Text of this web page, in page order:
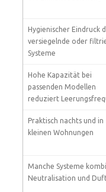
Hygienischer Eindruck
versiegelnde oder
Systeme
Hohe Kapazität bei
passenden Modellen
reduziert
Praktisch nachts und in
kleinen Wohnungen
Manche Systeme
Neutralisation und